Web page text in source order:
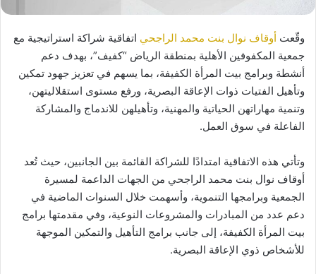
وقّعت أوقاف نوال بنت محمد الراجحي اتفاقية شراكة استراتيجية مع
جمعية المكفوفين الأهلية بمنطقة الرياض “كفيف”، بهدف دعم
أنشطة وبرامج بيت المرأة الكفيفة، بما يسهم في تعزيز جهود تمكين
وتأهيل الفتيات ذوات الإعاقة البصرية، ورفع مستوى استقلاليتهن،
وتنمية مهاراتهن الحياتية والمهنية، وتأهيلهن للاندماج والمشاركة
الفاعلة في سوق العمل.
وتأتي هذه الاتفاقية امتدادًا للشراكة القائمة بين الجانبين، حيث تُعد
أوقاف نوال بنت محمد الراجحي من الجهات الداعمة لمسيرة
الجمعية وبرامجها التنموية، وأسهمت خلال السنوات الماضية في
دعم عدد من المبادرات والمشروعات النوعية، وفي مقدمتها برامج
بيت المرأة الكفيفة، إلى جانب برامج التأهيل والتمكين الموجهة
للأشخاص ذوي الإعاقة البصرية.